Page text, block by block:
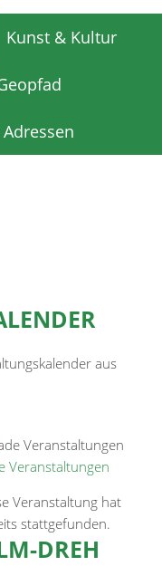
Kunst & Kultur
aus
Veranstaltungen
Veranstaltung hat
stattgefunden.
DREH